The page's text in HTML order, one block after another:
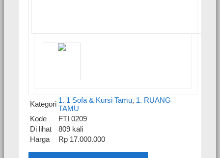
Kategori 1. 1 Sofa & Kursi Tamu, 1. RUANG
TAMU
Kode
FTI 0209
Di lihat
809 kali
Harga
Rp 17.000.000